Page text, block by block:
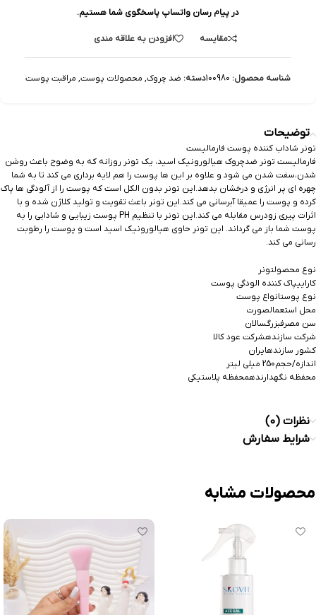
در پیام رسان واتساپ پاسخگوی شما هستیم.
مقایسه افزودن به علاقه مندی
شناسه محصول: 100980دسته: ضد چروک, محصولات پوست, مراقبت پوست
توضیحات
تونر شاداب کننده پوست فارمالیست
فارماليست تونر ضدچروک هيالورونيک اسيد، یک تونر روزانه که به وضوح باعث روشن
شدن،سفت شدن می شود و علاوه بر این ها پوست را هم لایه برداری می کند تا به شما
چهره ای پر انرژی و درخشان بدهد.این تونر بدون الکل است که پوست را از آلودگی ها پاک
کرده و پوست را عمیقا آبرسانی می کند.این تونر باعث تقویت و تولید کلاژن شده و با
اثرات پیری زودرس مقابله می کند.این تونر با تنظیم PH پوست زیبایی و شادابی را به
پوست شما باز می گرداند. این تونر حاوی هیالورونیک اسید است و پوست را رطوبت
رسانی می کند.
نوع محصولتونر
کاراییپاک کننده الودگی پوست
نوع پوستانواع پوست
محل استعمالصورت
سن مصرفبزرگسالان
شرکت سازندهشرکت عود کالا
کشور سازندهایران
اندازه/حجم250 میلی لیتر
محفظه نگهدارندهمحفظه پلاستیکی
نظرات (0)
شرایط سفارش
محصولات مشابه